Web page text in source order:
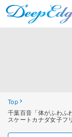
Top
千葉百音「体がふわふ
スケートカナダ女子フ